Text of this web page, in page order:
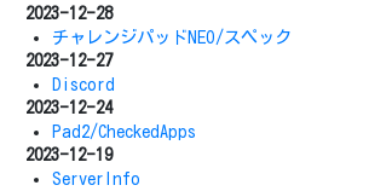
2023-12-28
チャレンジパッドNEO/スペック
2023-12-27
Discord
2023-12-24
Pad2/CheckedApps
2023-12-19
ServerInfo